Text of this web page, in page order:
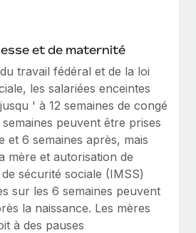
du conseil en matière de
et de maternité
travail fédéral et de la loi
les salariées enceintes
' à 12 semaines de congé
peuvent être prises
et 6 semaines après, mais
mère et autorisation de
sécurité sociale (IMSS)
sur les 6 semaines peuvent
la naissance. Les mères
à des pauses